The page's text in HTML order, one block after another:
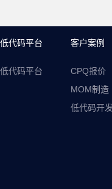
低代码平台
低代码平台
客户案例
CPQ报价
MOM制造
低代码开